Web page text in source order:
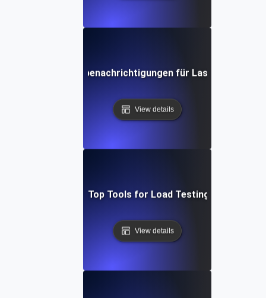
von Netzwerkbenachrichtigungen für Lasttests &
View details
vs. New Relic: Top Tools for Load Testing &
View details